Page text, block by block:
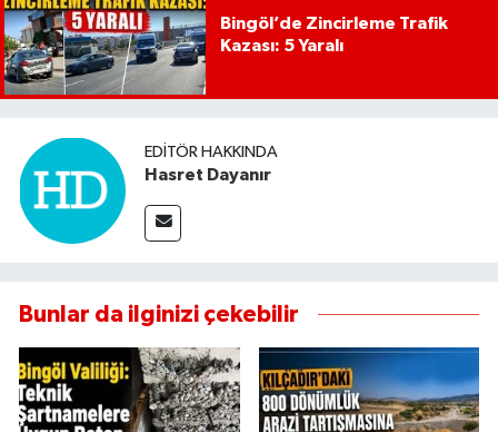
Bingöl’de Zincirleme Trafik
Kazası: 5 Yaralı
EDITÖR HAKKINDA
Hasret Dayanır
Bunlar da ilginizi çekebilir